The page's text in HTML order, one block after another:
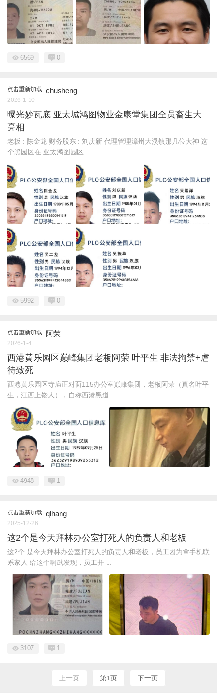
6569 0
点击重新加载 chusheng
2026-1-10
曝光妙瓦底 亚太城鸿图物业金康堂集团全员畜生大
亮相
老板 : 陈金龙 财务股东 : 刘庆新 代理管理漳州大溪镇那几位大神 这
个黑园区在 亚太鸿图园区 ...
5992 0
点击重新加载 阿荣
2026-1-4
西港黄乐园区巅峰集团老板阿荣 叶平生 非法拘禁+虐
待致死
西港黄乐园区寺庙正对面115办公室巅峰集团，老板阿荣（真名叶平
生，江西上饶人），自称西港黑道 ...
4948 1
点击重新加载 qihang
2025-12-26
这2个是今天拜林办公室打死人的负责人和老板
这2个 是今天拜林办公室打死人的负责人和老板，员工因为拿手机联
系家人 给这个啊武发现，员工并 ...
3107 1
上一页 第1页 下一页